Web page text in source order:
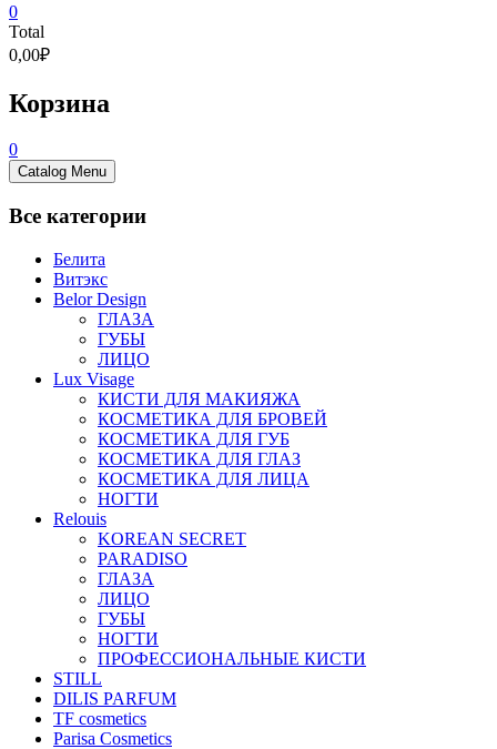
0
Total
0,00₽
Корзина
0
Catalog Menu
Все категории
Белита
Витэкс
Belor Design
ГЛАЗА
ГУБЫ
ЛИЦО
Lux Visage
КИСТИ ДЛЯ МАКИЯЖА
КОСМЕТИКА ДЛЯ БРОВЕЙ
КОСМЕТИКА ДЛЯ ГУБ
КОСМЕТИКА ДЛЯ ГЛАЗ
КОСМЕТИКА ДЛЯ ЛИЦА
НОГТИ
Relouis
KOREAN SECRET
PARADISO
ГЛАЗА
ЛИЦО
ГУБЫ
НОГТИ
ПРОФЕССИОНАЛЬНЫЕ КИСТИ
STILL
DILIS PARFUM
TF cosmetics
Parisa Cosmetics